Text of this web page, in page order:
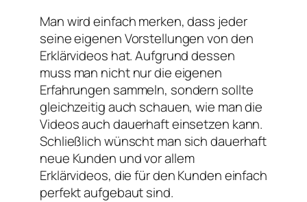
Man wird einfach merken, dass jeder
seine eigenen Vorstellungen von den
Erklärvideos hat. Aufgrund dessen
muss man nicht nur die eigenen
Erfahrungen sammeln, sondern sollte
gleichzeitig auch schauen, wie man die
Videos auch dauerhaft einsetzen kann.
Schließlich wünscht man sich dauerhaft
neue Kunden und vor allem
Erklärvideos, die für den Kunden einfach
perfekt aufgebaut sind.